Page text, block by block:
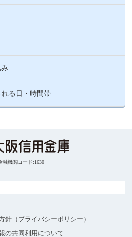
れる日・時間帯
融機関コード:1630
針（プライバシーポリシー）
の共同利用について